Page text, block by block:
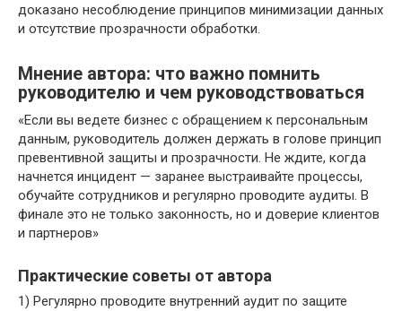
доказано несоблюдение принципов минимизации данных
и отсутствие прозрачности обработки.
Мнение автора: что важно помнить
руководителю и чем руководствоваться
«Если вы ведете бизнес с обращением к персональным
данным, руководитель должен держать в голове принцип
превентивной защиты и прозрачности. Не ждите, когда
начнется инцидент — заранее выстраивайте процессы,
обучайте сотрудников и регулярно проводите аудиты. В
финале это не только законность, но и доверие клиентов
и партнеров»
Практические советы от автора
1) Регулярно проводите внутренний аудит по защите